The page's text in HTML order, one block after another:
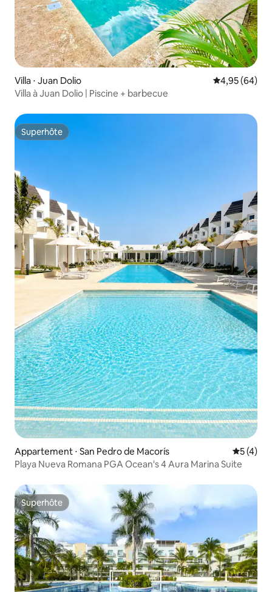
Villa ⋅ Juan Dolio Évaluation
4,95 (64)
Villa à Juan Dolio | Piscine + barbecue
Superhôte
Superhôte
Appartement ⋅ San Pedro de Macorís
5 (4)
Playa Nueva Romana PGA Ocean's 4 Aura Marina Suite
Superhôte
Superhôte